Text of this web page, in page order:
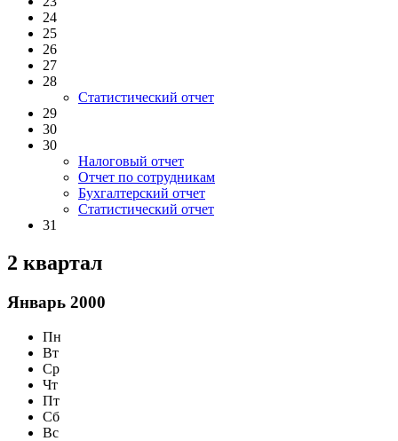
24
25
26
27
28
Статистический отчет
29
30
30
Налоговый отчет
Отчет по сотрудникам
Бухгалтерский отчет
Статистический отчет
31
2 квартал
Январь 2000
Пн
Вт
Ср
Чт
Пт
Сб
Вс